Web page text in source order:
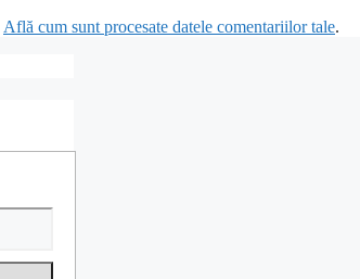
Află cum sunt procesate datele comentariilor tale.